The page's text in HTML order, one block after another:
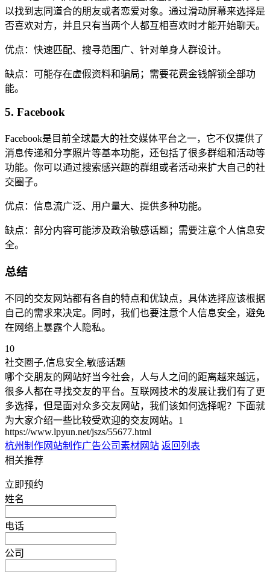
以找到志同道合的朋友或者恋爱对象。通过滑动屏幕来选择是
否喜欢对方，并且只有当两个人都互相喜欢时才能开始聊天。
优点：快速匹配、搜寻范围广、针对单身人群设计。
缺点：可能存在虚假资料和骗局；需要花费金钱解锁全部功
能。
5. Facebook
Facebook是目前全球最大的社交媒体平台之一，它不仅提供了
消息传递和分享照片等基本功能，还包括了很多群组和活动等
功能。你可以通过搜索感兴趣的群组或者活动来扩大自己的社
交圈子。
优点：信息流广泛、用户量大、提供多种功能。
缺点：部分内容可能涉及政治敏感话题；需要注意个人信息安
全。
总结
不同的交友网站都有各自的特点和优缺点，具体选择应该根据
自己的需求来决定。同时，我们也要注意个人信息安全，避免
在网络上暴露个人隐私。
10
社交圈子,信息安全,敏感话题
哪个交朋友的网站好当今社会，人与人之间的距离越来越远，
很多人都在寻找交友的平台。互联网技术的发展让我们有了更
多选择，但是面对众多交友网站，我们该如何选择呢？下面就
为大家介绍一些比较受欢迎的交友网站。1
https://www.lpyun.net/jszs/55677.html
杭州制作网站制作广告公司素材网站 返回列表
相关推荐
立即预约
姓名
电话
公司